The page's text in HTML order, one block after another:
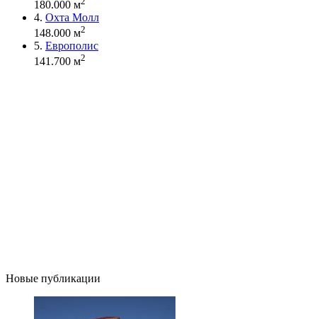
180.000 м
4. Охта Молл
148.000 м2
5. Европолис
141.700 м2
Новые публикации